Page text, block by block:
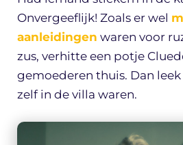
Onvergeeflijk! Zoals er wel
aanleidingen waren voor
zus, verhitte een potje
gemoederen thuis. Dan
zelf in de villa waren.